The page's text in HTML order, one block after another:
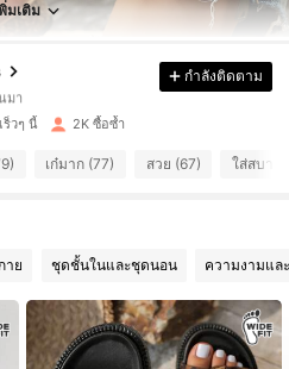
มเติม
มา
กำลังติดตาม
ร็วๆ นี้ 2K ซื้อซ้ำ
เก๋มาก (77) สวย (67) ใส่สบาย
าย ชุดชั้นในและชุดนอน ความงามแล